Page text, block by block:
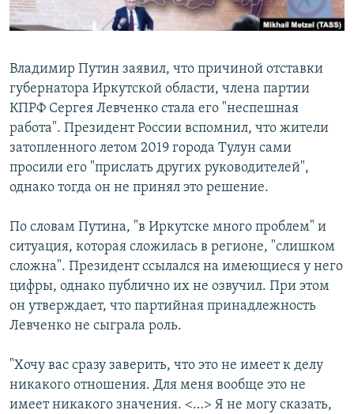
Все сайты РСЕ/РС
Владимир Путин заявил, что причиной отставки
губернатора Иркутской области, члена партии
КПРФ Сергея Левченко стала его "неспешная
работа". Президент России вспомнил, что жители
затопленного летом 2019 города Тулун сами
просили его "прислать других руководителей",
однако тогда он не принял это решение.
По словам Путина, "в Иркутске много проблем" и
ситуация, которая сложилась в регионе, "слишком
сложна". Президент ссылался на имеющиеся у него
цифры, однако публично их не озвучил. При этом
он утверждает, что партийная принадлежность
Левченко не сыграла роль.
"Хочу вас сразу заверить, что это не имеет к делу
никакого отношения. Для меня вообще это не
имеет никакого значения. <…> Я не могу сказать,